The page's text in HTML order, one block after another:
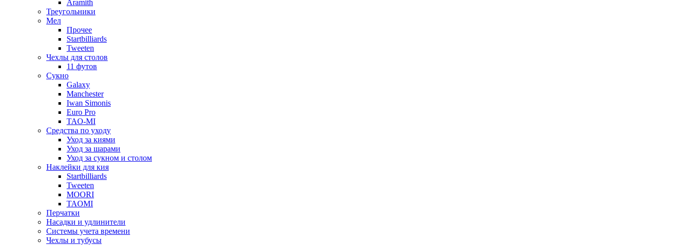
Aramith
Треугольники
Мел
Прочее
Startbilliards
Tweeten
Чехлы для столов
11 футов
Сукно
Galaxy
Manchester
Iwan Simonis
Euro Pro
TAO-MI
Средства по уходу
Уход за киями
Уход за шарами
Уход за сукном и столом
Наклейки для кия
Startbilliards
Tweeten
MOORI
TAOMI
Перчатки
Насадки и удлинители
Системы учета времени
Чехлы и тубусы